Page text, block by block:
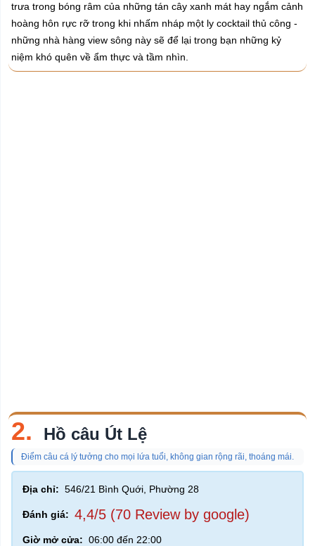
trưa trong bóng râm của những tán cây xanh mát hay ngắm cảnh
hoàng hôn rực rỡ trong khi nhấm nháp một ly cocktail thủ công -
những nhà hàng view sông này sẽ để lại trong bạn những kỷ
niệm khó quên về ẩm thực và tầm nhìn.
2. Hồ câu Út Lệ
Điểm câu cá lý tưởng cho mọi lứa tuổi, không gian rộng rãi, thoáng mái.
Địa chỉ: 546/21 Bình Quới, Phường 28
Đánh giá: 4,4/5 (70 Review by google)
Giờ mở cửa: 06:00 đến 22:00